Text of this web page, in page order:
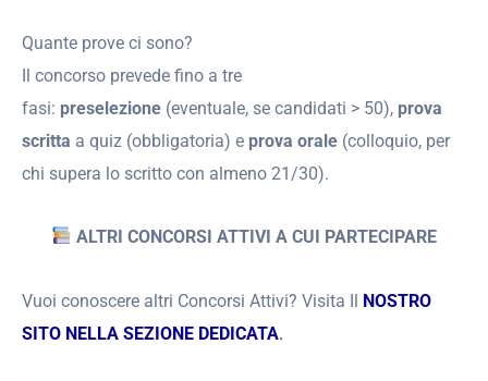
Quante prove ci sono?
Il concorso prevede fino a tre
fasi: preselezione (eventuale, se candidati > 50), prova
scritta a quiz (obbligatoria) e prova orale (colloquio, per
chi supera lo scritto con almeno 21/30).
ALTRI CONCORSI ATTIVI A CUI PARTECIPARE
Vuoi conoscere altri Concorsi Attivi? Visita Il NOSTRO
SITO NELLA SEZIONE DEDICATA.